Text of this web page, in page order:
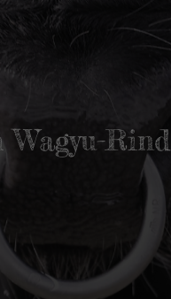
Wagyu-Rind